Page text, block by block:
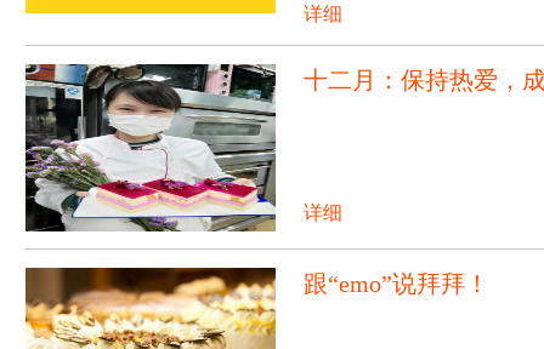
详细
十二月：保持热爱，
详细
跟“emo”说拜拜！